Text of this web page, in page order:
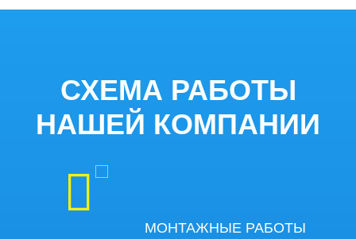
СХЕМА РАБОТЫ
НАШЕЙ КОМПАНИИ
3
МОНТАЖНЫЕ РАБОТЫ